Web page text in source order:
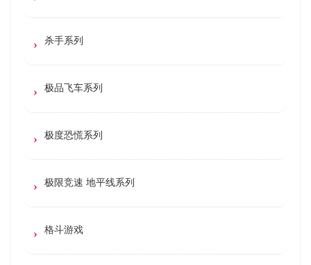
杀手系列
极品飞车系列
极度恐慌系列
极限竞速 地平线系列
格斗游戏